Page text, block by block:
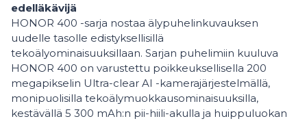
edelläkävijä
HONOR 400 -sarja nostaa älypuhelinkuvauksen
uudelle tasolle edistyksellisillä
tekoälyominaisuuksillaan. Sarjan puhelimiin kuuluva
HONOR 400 on varustettu poikkeuksellisella 200
megapikselin Ultra-clear AI -kamerajärjestelmällä,
monipuolisilla tekoälymuokkausominaisuuksilla,
kestävällä 5 300 mAh:n pii-hiili-akulla ja huippuluokan